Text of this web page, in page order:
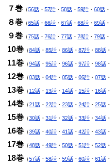
７巻 （56話 ・ 57話 ・ 58話 ・ 59話 ・ 60話 ・
８巻 （65話 ・ 66話 ・ 67話 ・ 68話 ・ 69話 ・
９巻 （75話 ・ 76話 ・ 77話 ・ 78話 ・ 79話 ・
10巻 （84話 ・ 85話 ・ 86話 ・ 87話 ・ 88話 ・
11巻 （94話 ・ 95話 ・ 96話 ・ 97話 ・ 98話 ・
12巻 （03話 ・ 04話 ・ 05話 ・ 06話 ・ 07話 ・
13巻 （12話 ・ 13話 ・ 14話 ・ 15話 ・ 16話 ・
14巻 （21話 ・ 22話 ・ 23話 ・ 24話 ・ 25話 ・
15巻 （30話 ・ 31話 ・ 32話 ・ 33話 ・ 34話 ・
16巻 （39話 ・ 40話 ・ 41話 ・ 42話 ・ 43話 ・
17巻 （48話 ・ 49話 ・ 50話 ・ 51話 ・ 52話 ・
18巻 （57話 ・ 58話 ・ 59話 ・ 60話 ・ 61話 ・